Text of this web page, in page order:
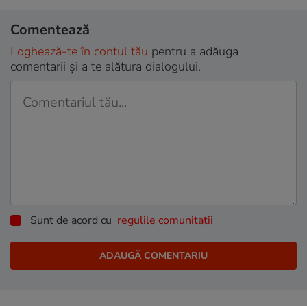
Comentează
Loghează-te în contul tău pentru a adăuga
comentarii și a te alătura dialogului.
Sunt de acord cu regulile comunitatii